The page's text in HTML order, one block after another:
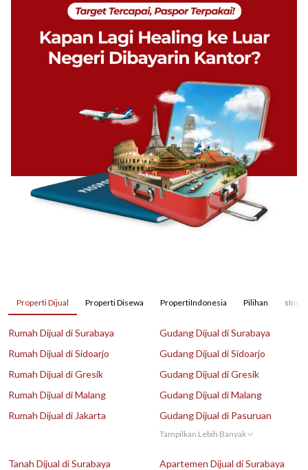
Properti Dijual Properti Disewa PropertiIndonesia Pilihan
Rumah Dijual di Surabaya
Rumah Dijual di Sidoarjo
Rumah Dijual di Gresik
Rumah Dijual di Malang
Rumah Dijual di Jakarta
Gudang Dijual di Surabaya
Gudang Dijual di Sidoarjo
Gudang Dijual di Gresik
Gudang Dijual di Malang
Gudang Dijual di Pasuruan
Tampilkan Lebih Banyak
Tanah Dijual di Surabaya
Apartemen Dijual di Surabaya